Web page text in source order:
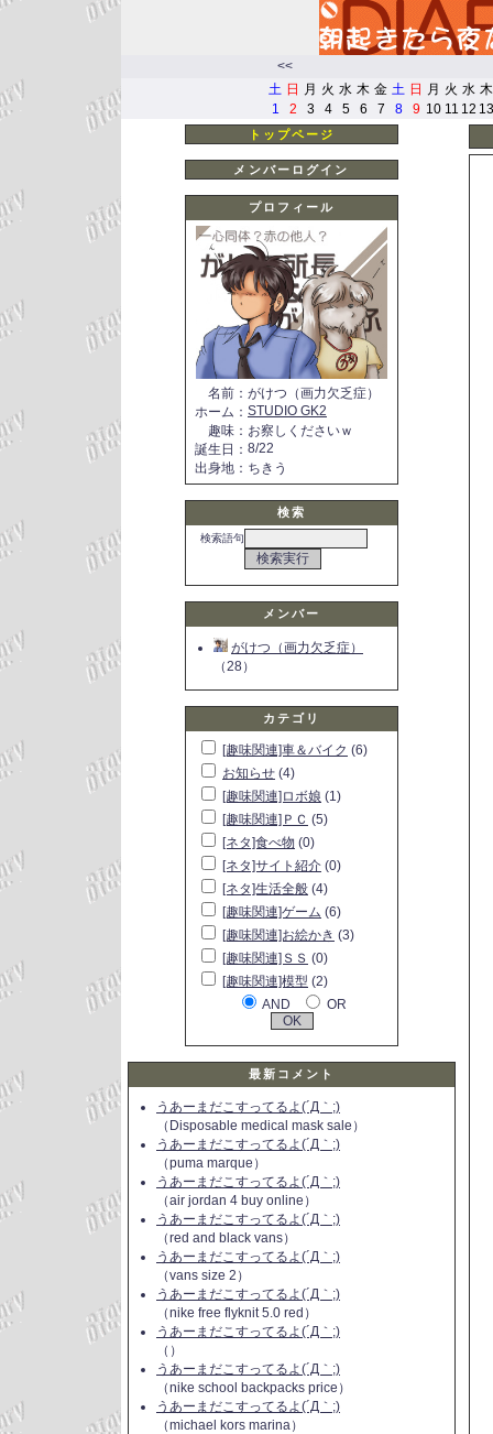
<<
土 日 月 火 水 木 金 土 日 月 火 水 木
1
2 3 4 5 6 7 8 9 10 11 12 13
トップページ
メンバーログイン
プロフィール
名前 ： がけつ（画力欠乏症）
ホーム ： STUDIO GK2
趣味 ： お察しくださいｗ
誕生日 ： 8/22
出身地 ： ちきう
検索
検索語句
メンバー
がけつ（画力欠乏症）
（28）
カテゴリ
[趣味関連]車＆バイク (6)
お知らせ (4)
[趣味関連]ロボ娘 (1)
[趣味関連]ＰＣ (5)
[ネタ]食べ物 (0)
[ネタ]サイト紹介 (0)
[ネタ]生活全般 (4)
[趣味関連]ゲーム (6)
[趣味関連]お絵かき (3)
[趣味関連]ＳＳ (0)
[趣味関連]模型 (2)
AND
OR
最新コメント
うあーまだこすってるよ(´Д｀;)
（Disposable medical mask sale）
うあーまだこすってるよ(´Д｀;)
（puma marque）
うあーまだこすってるよ(´Д｀;)
（air jordan 4 buy online）
うあーまだこすってるよ(´Д｀;)
（red and black vans）
うあーまだこすってるよ(´Д｀;)
（vans size 2）
うあーまだこすってるよ(´Д｀;)
（nike free flyknit 5.0 red）
うあーまだこすってるよ(´Д｀;)
（）
うあーまだこすってるよ(´Д｀;)
（nike school backpacks price）
うあーまだこすってるよ(´Д｀;)
（michael kors marina）